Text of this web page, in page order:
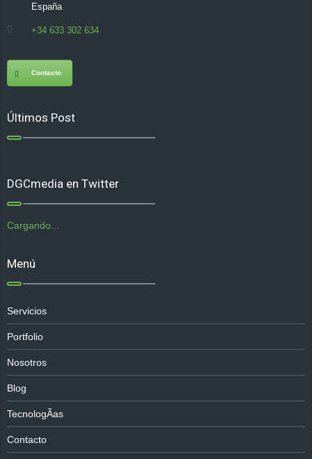
España
+34 633 302 634
Contacto
Últimos Post
DGCmedia en Twitter
Cargando...
Menú
Servicios
Portfolio
Nosotros
Blog
TecnologÃ­as
Contacto